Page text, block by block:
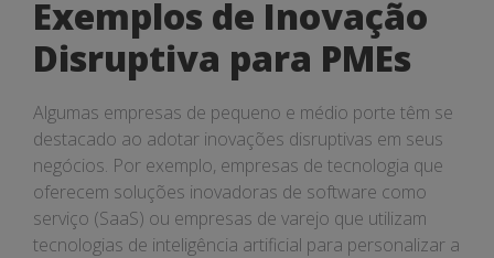
Exemplos de Inovação
Disruptiva para PMEs
Algumas empresas de pequeno e médio porte têm se
destacado ao adotar inovações disruptivas em seus
negócios. Por exemplo, empresas de tecnologia que
oferecem soluções inovadoras de software como
serviço (SaaS) ou empresas de varejo que utilizam
tecnologias de inteligência artificial para personalizar a